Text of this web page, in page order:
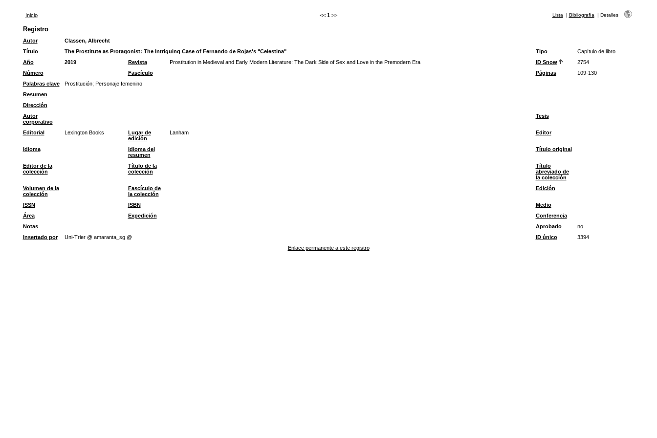
Inicio << 1 >> Lista | Bibliografía | Detalles
Registro
Autor
Classen, Albrecht
Título
The Prostitute as Protagonist: The Intriguing Case of Fernando de Rojas's "Celestina" Tipo
Capítulo de libro
Año
2019 Revista Prostitution in Medieval and Early Modern Literature: The Dark Side of Sex and Love in the Premodern Era ID Snow
2754
Número
Fascículo Páginas
109-130
Palabras clave
Prostitución; Personaje femenino
Resumen
Dirección
Autor
corporativo
Tesis
Editorial Lexington Books
Lugar de
edición
Lanham Editor
Idioma
Idioma del
resumen
Título original
Editor de la
colección
Título de la
colección
Título
abreviado de
la colección
Volumen de la
colección
Fascículo de
la colección
Edición
ISSN ISBN
Medio
Área
Expedición
Conferencia
Notas
Aprobado
no
Insertado por
Uni-Trier @ amaranta_sg @ ID único
3394
Enlace permanente a este registro